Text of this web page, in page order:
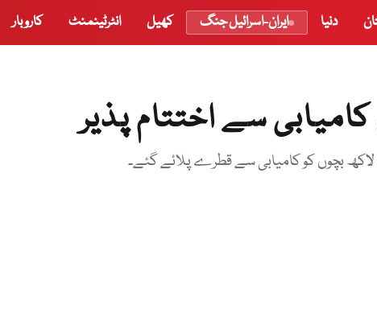
دنیا ایران-اسرائیل جنگ کھیل انٹرٹینمنٹ کاروبار
سے اختتام پذیر